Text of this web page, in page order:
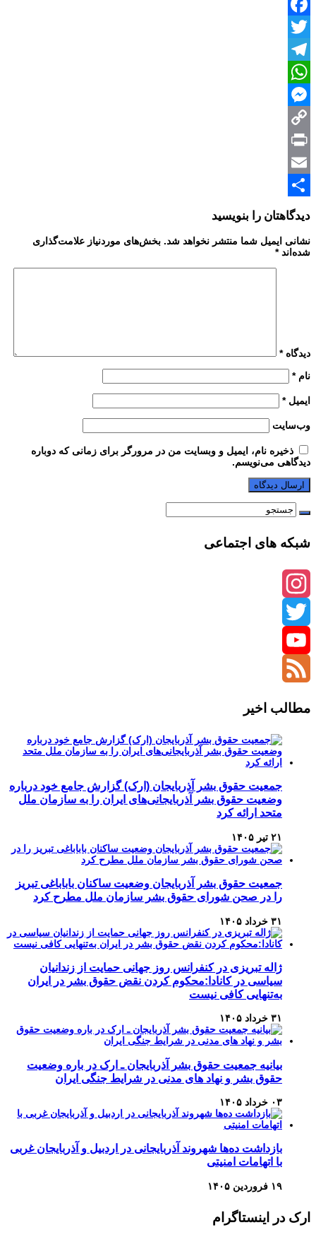
Facebook
Twitter
Telegram
WhatsApp
Messenger
Copy
Link
Print
Email
Share
دیدگاهتان را بنویسید
نشانی ایمیل شما منتشر نخواهد شد. بخش‌های موردنیاز علامت‌گذاری
شده‌اند*
دیدگاه*
نام*
ایمیل*
وب‌سایت
ذخیره نام، ایمیل و وبسایت من در مرورگر برای زمانی که دوباره
دیدگاهی می‌نویسم.
شبکه های اجتماعی
Instagram
Twitter
YouTube
مطالب اخیر
جمعیت حقوق بشر آذربایجان (ارک) گزارش جامع خود درباره
وضعیت حقوق بشر آذربایجانی‌های ایران را به سازمان ملل
متحد ارائه کرد
۲۱ تیر ۱۴۰۵
جمعیت حقوق بشر آذربایجان وضعیت ساکنان باباباغی تبریز
را در صحن شورای حقوق بشر سازمان ملل مطرح کرد
۳۱ خرداد ۱۴۰۵
ژاله تبریزی در کنفرانس روز جهانی حمایت از زندانیان
سیاسی در کانادا:محکوم کردن نقض حقوق بشر در ایران
به‌تنهایی کافی نیست
۳۱ خرداد ۱۴۰۵
بیانیه جمعیت حقوق بشر آذربایجان ـ ارک در باره وضعیت
حقوق بشر و نهاد های مدنی در شرایط جنگی ایران
۰۳ خرداد ۱۴۰۵
بازداشت ده‌ها شهروند آذربایجانی در اردبیل و آذربایجان غربی
با اتهامات امنیتی
۱۹ فروردین ۱۴۰۵
ارک در اینستاگرام